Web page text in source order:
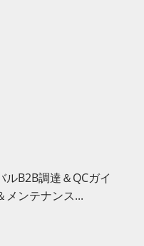
B2B調達＆QCガイ
メンテナンス...